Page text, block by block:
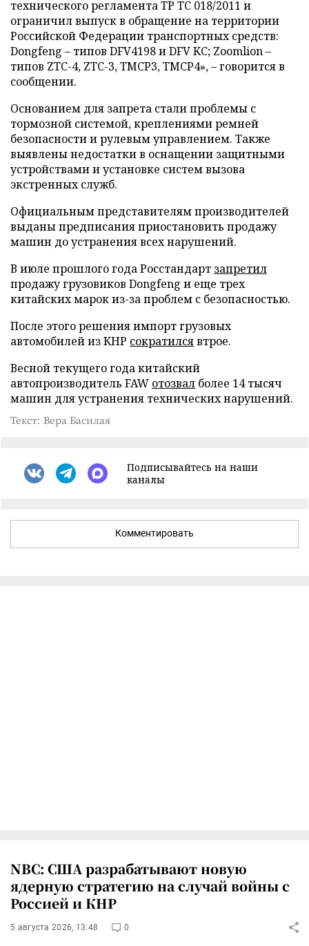
технического регламента ТР ТС 018/2011 и
ограничил выпуск в обращение на территории
Российской Федерации транспортных средств:
Dongfeng – типов DFV4198 и DFV KC; Zoomlion –
типов ZTC-4, ZTC-3, TMCP3, TMCP4», – говорится в
сообщении.
Основанием для запрета стали проблемы с
тормозной системой, креплениями ремней
безопасности и рулевым управлением. Также
выявлены недостатки в оснащении защитными
устройствами и установке систем вызова
экстренных служб.
Официальным представителям производителей
выданы предписания приостановить продажу
машин до устранения всех нарушений.
В июле прошлого года Росстандарт запретил
продажу грузовиков Dongfeng и еще трех
китайских марок из-за проблем с безопасностью.
После этого решения импорт грузовых
автомобилей из КНР сократилсявтрое.
Весной текущего года китайский
автопроизводитель FAW отозвал более 14 тысяч
машин для устранения технических нарушений.
Текст: Вера Басилая
Подписывайтесь на наши
каналы
Комментировать
NBC: США разрабатывают новую
ядерную стратегию на случай войны с
Россией и КНР
5 августа 2026, 13:48 0